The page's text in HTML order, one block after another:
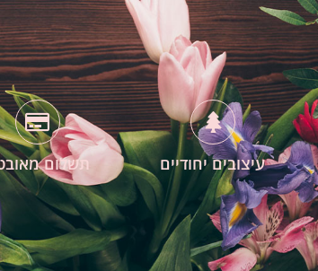
עיצובים יחודיים תשלום